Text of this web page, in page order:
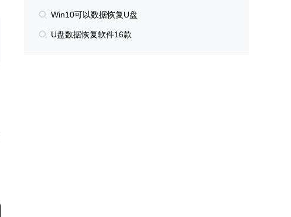
Win10可以数据恢复U盘
U盘数据恢复软件16款